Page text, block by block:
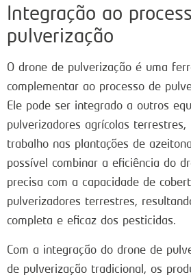
Integração ao
pulverização
O drone de pulverização é uma
complementar ao processo de
Ele pode ser integrado a outros
pulverizadores agrícolas
trabalho nas plantações de
possível combinar a eficiência do
precisa com a capacidade de
pulverizadores terrestres,
completa e eficaz dos pesticidas.
Com a integração do drone de
de pulverização tradicional, os